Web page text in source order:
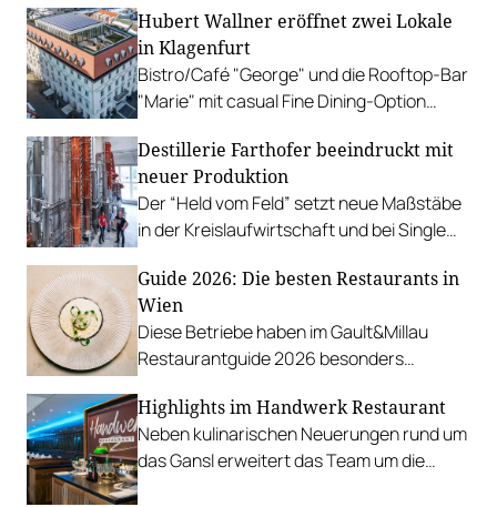
Hubert Wallner eröffnet zwei Lokale
in Klagenfurt
Bistro/Café "George" und die Rooftop-Bar
"Marie" mit casual Fine Dining-Option
Destillerie Farthofer beeindruckt mit
neuer Produktion
Der “Held vom Feld” setzt neue Maßstäbe
in der Kreislaufwirtschaft und bei Single
Flasche.
Guide 2026: Die besten Restaurants in
Wien
Diese Betriebe haben im Gault&Millau
Restaurantguide 2026 besonders
Highlights im Handwerk Restaurant
Neben kulinarischen Neuerungen rund um
das Gansl erweitert das Team um die